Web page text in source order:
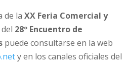
de la XX Feria Comercial y
28º Encuentro de
puede consultarse en la web
y en los canales oficiales del